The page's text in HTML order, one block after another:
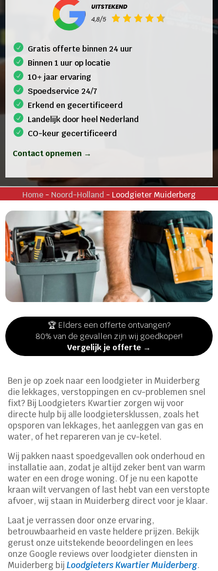
Gratis offerte binnen 24 uur
Binnen 1 uur op locatie
10+ jaar ervaring
Spoedservice 24/7
Erkend en gecertificeerd
Landelijk door heel Nederland
CO-keur gecertificeerd
Contact opnemen →
Home- Noord-Holland - Loodgieter Muiderberg
🏆 Elders een offerte ontvangen?
80% van de gevallen zijn wij goedkoper!
Vergelijk je offerte →
Ben je op zoek naar een loodgieter in Muiderberg
die lekkages, verstoppingen en cv-problemen snel
fixt? Bij Loodgieters Kwartier zorgen wij voor
directe hulp bij alle loodgietersklussen, zoals het
opsporen van lekkages, het aanleggen van gas en
water, of het repareren van je cv-ketel.
Wij pakken naast spoedgevallen ook onderhoud en
installatie aan, zodat je altijd zeker bent van warm
water en een droge woning. Of je nu een kapotte
kraan wilt vervangen of last hebt van een verstopte
afvoer, wij staan in Muiderberg direct voor je klaar.
Laat je verrassen door onze ervaring,
betrouwbaarheid en vaste heldere prijzen. Bekijk
gerust onze uitstekende beoordelingen en lees
onze Google reviews over loodgieter diensten in
Muiderberg bijLoodgieters Kwartier Muiderberg.